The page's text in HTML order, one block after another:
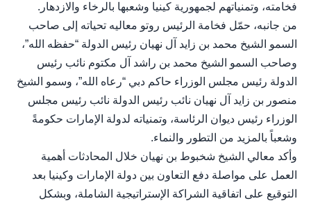
فخامته، وتمنياتهم لجمهورية كينيا وشعبها بالرخاء والازدهار.
من جانبه، حمّل فخامة الرئيس روتو معاليه تحياته إلى صاحب
السمو الشيخ محمد بن زايد آل نهيان رئيس الدولة “حفظه الله”،
وصاحب السمو الشيخ محمد بن راشد آل مكتوم نائب رئيس
الدولة رئيس مجلس الوزراء حاكم دبي “رعاه الله”، وسمو الشيخ
منصور بن زايد آل نهيان نائب رئيس الدولة نائب رئيس مجلس
الوزراء رئيس ديوان الرئاسة، وتمنياته لدولة الإمارات حكومةً
وشعباً بالمزيد من التطور والنماء.
‎وأكد معالي الشيخ شخبوط بن نهيان خلال المحادثات أهمية
العمل على مواصلة دفع التعاون بين دولة الإمارات وكينيا بعد
التوقيع على اتفاقية الشراكة الإستراتيجية الشاملة، وبشكل